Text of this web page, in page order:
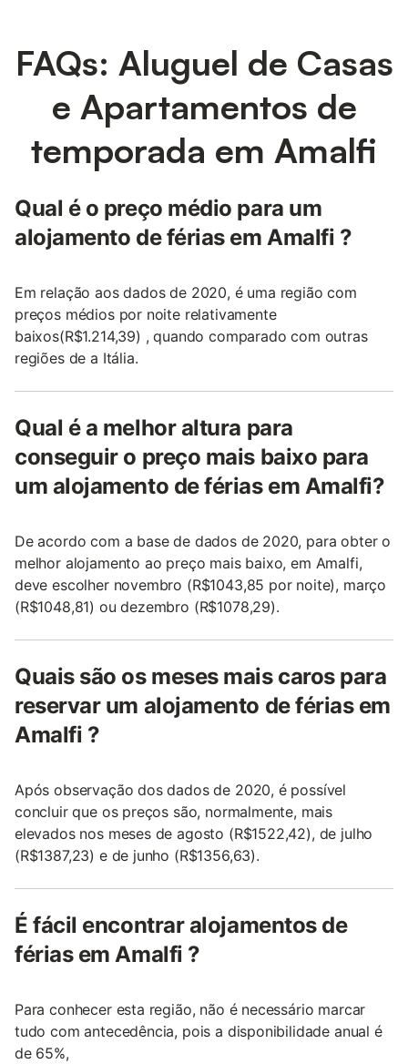
FAQs: Aluguel de Casas
e Apartamentos de
temporada em Amalfi
Qual é o preço médio para um
alojamento de férias em Amalfi ?
Em relação aos dados de 2020, é uma região com
preços médios por noite relativamente
baixos(R$1.214,39) , quando comparado com outras
regiões de a Itália.
Qual é a melhor altura para
conseguir o preço mais baixo para
um alojamento de férias em Amalfi?
De acordo com a base de dados de 2020, para obter o
melhor alojamento ao preço mais baixo, em Amalfi,
deve escolher novembro (R$1043,85 por noite), março
(R$1048,81) ou dezembro (R$1078,29).
Quais são os meses mais caros para
reservar um alojamento de férias em
Amalfi ?
Após observação dos dados de 2020, é possível
concluir que os preços são, normalmente, mais
elevados nos meses de agosto (R$1522,42), de julho
(R$1387,23) e de junho (R$1356,63).
É fácil encontrar alojamentos de
férias em Amalfi ?
Para conhecer esta região, não é necessário marcar
tudo com antecedência, pois a disponibilidade anual é
de 65%,